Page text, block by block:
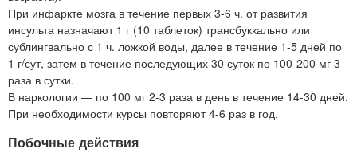
При инфаркте мозга в течение первых 3-6 ч. от развития
инсульта назначают 1 г (10 таблеток) трансбуккально или
сублингвально с 1 ч. ложкой воды, далее в течение 1-5 дней по
1 г/сут, затем в течение последующих 30 суток по 100-200 мг 3
раза в сутки.
В наркологии — по 100 мг 2-3 раза в день в течение 14-30 дней.
При необходимости курсы повторяют 4-6 раз в год.
Побочные действия